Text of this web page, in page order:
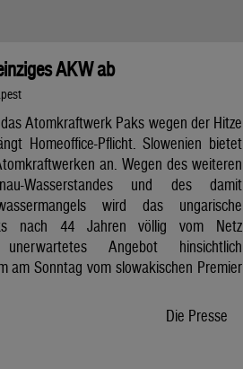
AKW ab
Atomkraftwerk Paks wegen der Hitze
Homeoffice-Pflicht. Slowenien bietet
an. Wegen des weiteren
Wasserstandes und des damit
wird das ungarische
nach 44 Jahren völlig vom Netz
Angebot hinsichtlich
am Sonntag vom slowakischen Premier
Die Presse